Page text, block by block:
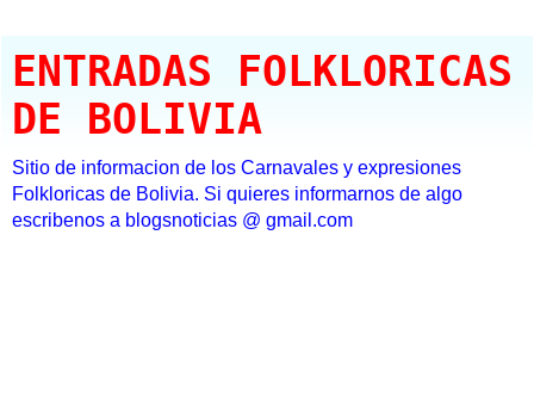
ENTRADAS FOLKLORICAS
DE BOLIVIA
Sitio de informacion de los Carnavales y expresiones
Folkloricas de Bolivia. Si quieres informarnos de algo
escribenos a blogsnoticias @ gmail.com